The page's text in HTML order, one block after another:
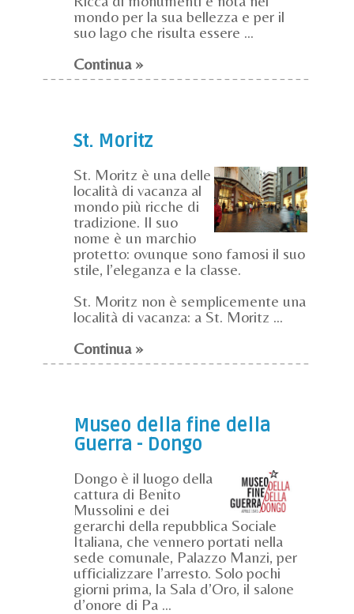
mondo per la sua bellezza e per il
suo lago che risulta essere ...
Continua »
St. Moritz
St. Moritz è una delle
località di vacanza al
mondo più ricche di
tradizione. Il suo
nome è un marchio
protetto: ovunque sono famosi il suo
stile, l’eleganza e la classe.
St. Moritz non è semplicemente una
località di vacanza: a St. Moritz ...
Continua »
Museo della fine della
Guerra - Dongo
Dongo è il luogo della
cattura di Benito
Mussolini e dei
gerarchi della repubblica Sociale
Italiana, che vennero portati nella
sede comunale, Palazzo Manzi, per
ufficializzare l’arresto. Solo pochi
giorni prima, la Sala d’Oro, il salone
d’onore di Pa ...